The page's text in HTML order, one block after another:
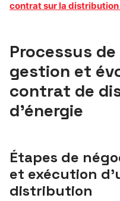
contrat sur la
Processus
gestion et
contrat de
d’énergie
Étapes de
et exécution
distribution